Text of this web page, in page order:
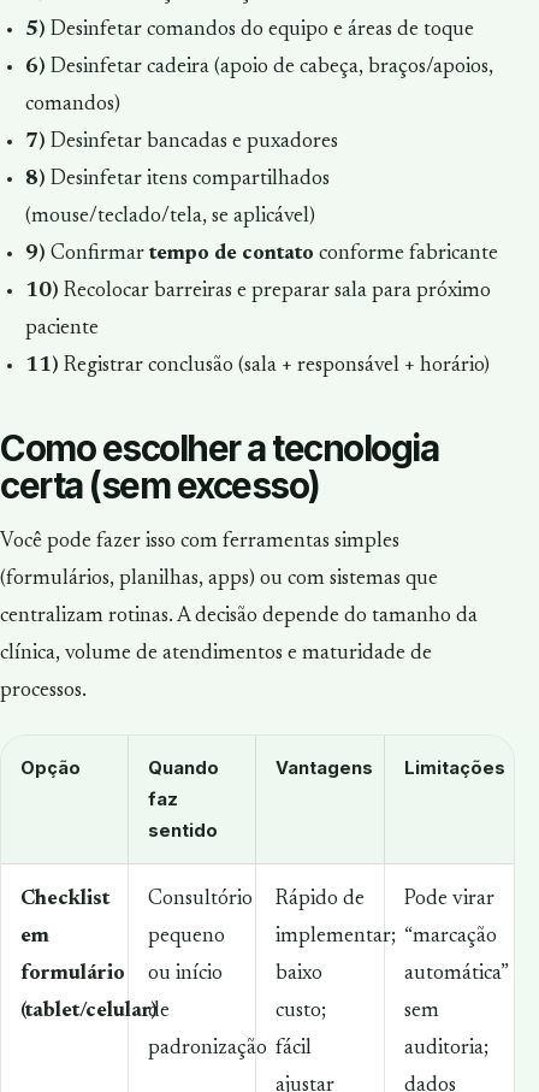
5) Desinfetar comandos do equipo e áreas de toque
6) Desinfetar cadeira (apoio de cabeça, braços/apoios,
comandos)
7) Desinfetar bancadas e puxadores
8) Desinfetar itens compartilhados
(mouse/teclado/tela, se aplicável)
9) Confirmar tempo de contato conforme fabricante
10) Recolocar barreiras e preparar sala para próximo
paciente
11) Registrar conclusão (sala + responsável + horário)
Como escolher a tecnologia
certa (sem excesso)
Você pode fazer isso com ferramentas simples
(formulários, planilhas, apps) ou com sistemas que
centralizam rotinas. A decisão depende do tamanho da
clínica, volume de atendimentos e maturidade de
processos.
Opção
Quando
faz
sentido
Vantagens Limitações
Checklist
em
formulário
(tablet/celular)
Consultório
pequeno
ou início
de
padronização
Rápido de
implementar;
baixo
custo;
fácil
ajustar
Pode virar
“marcação
automática”
sem
auditoria;
dados